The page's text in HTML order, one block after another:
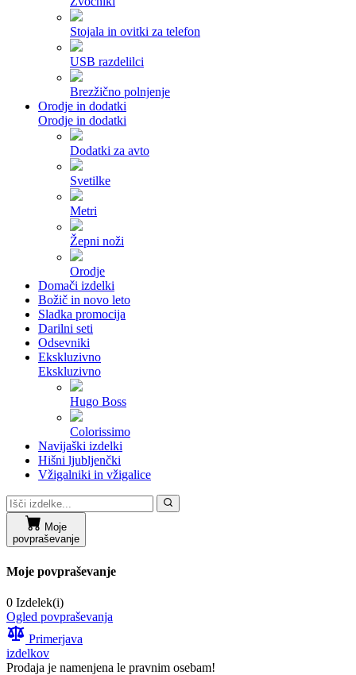
Stojala in ovitki za telefon
USB razdelilci
Brezžično polnjenje
Orodje in dodatki
Orodje in dodatki
Dodatki za avto
Svetilke
Metri
Žepni noži
Orodje
Domači izdelki
Božič in novo leto
Sladka promocija
Darilni seti
Odsevniki
Ekskluzivno
Ekskluzivno
Hugo Boss
Colorissimo
Navijaški izdelki
Hišni ljubljenčki
Vžigalniki in vžigalice
Moje
povpraševanje
Moje povpraševanje
0 Izdelek(i)
Ogled povpraševanja
Primerjava
izdelkov
Prodaja je namenjena le pravnim osebam!